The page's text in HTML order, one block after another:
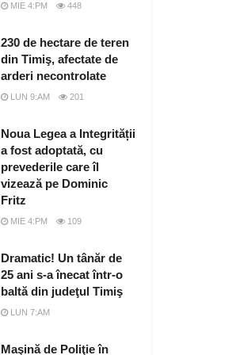
MIE 4:PM 448
230 de hectare de teren
din Timiş, afectate de
arderi necontrolate
LUN 9:AM 201
Noua Legea a Integrității
a fost adoptată, cu
prevederile care îl
vizează pe Dominic
Fritz
MIE 4:PM 109
Dramatic! Un tânăr de
25 ani s-a înecat într-o
baltă din judeţul Timiş
LUN 7:AM
Maşină de Poliţie în